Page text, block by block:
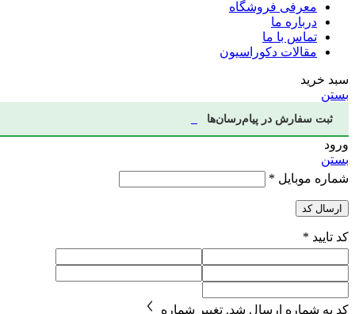
معرفی فروشگاه
درباره ما
تماس با ما
مقالات دکوراسیون
سبد خرید
بستن
ثبت سفارش در پیام‌رسان‌ها
ورود
بستن
شماره موبایل *
ارسال کد
کد تایید *
کد به شماره ارسال شد. تغییر شماره